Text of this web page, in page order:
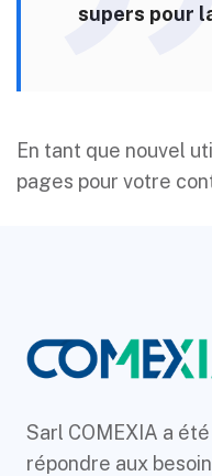
supers pour
En tant que nouvel
pages pour votre
Sarl COMEXIA a
répondre aux